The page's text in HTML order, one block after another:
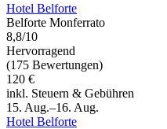
Hotel Belforte
Belforte Monferrato
8,8/10
Hervorragend
(175 Bewertungen)
120 €
inkl. Steuern & Gebühren
15. Aug.–16. Aug.
Hotel Belforte